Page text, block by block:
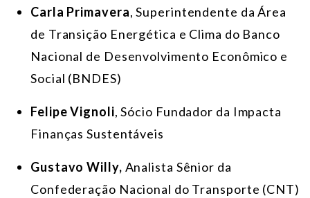
Carla Primavera, Superintendente da Área
de Transição Energética e Clima do Banco
Nacional de Desenvolvimento Econômico e
Social (BNDES)
Felipe Vignoli, Sócio Fundador da Impacta
Finanças Sustentáveis
Gustavo Willy, Analista Sênior da
Confederação Nacional do Transporte (CNT)